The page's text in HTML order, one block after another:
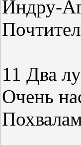
Индру-
11 Два
Очень